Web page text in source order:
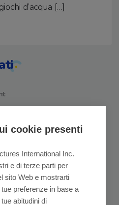
d’acqua […]
cookie presenti
International Inc.
e di terze parti per
sito Web e mostrarti
preferenze in base a
abitudini di